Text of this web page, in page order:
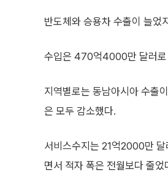
반도체와 승용차 수출이 늘었
수입은 470억4000만 달러로
지역별로는 동남아시아 수
은 모두 감소했다.
서비스수지는 21억2000만 달
면서 적자 폭은 전월보다 줄었